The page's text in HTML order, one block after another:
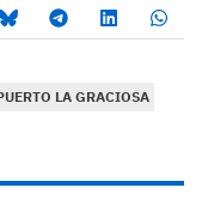
LA GRACIOSA